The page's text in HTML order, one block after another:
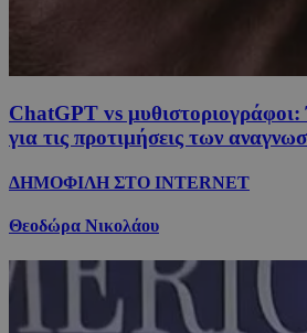
ChatGPT vs
για τις προτιμήσεις των
ΔΗΜΟΦΙΛΗ ΣΤΟ INTERNET
Θεοδώρα Νικολάου